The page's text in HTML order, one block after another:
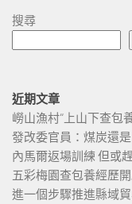
搜尋
近期文章
嶗山漁村“上山下查包
發改委官員：煤炭還
內馬爾返場訓練 但或
五彩梅園查包養經歷
進一個步驟推進縣域